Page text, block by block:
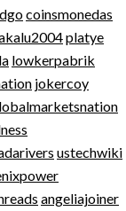
coinsmonedas
platye
lowkerpabrik
jokercoy
ustechwiki
angeliajoiner